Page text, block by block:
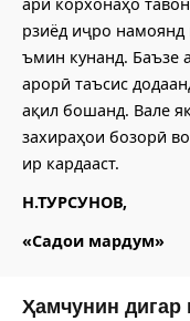
рзиёд иҷро намоянд
ъмин кунанд. Баъзе
арорӣ таъсис
ақил бошанд. Вале
захираҳои бозорӣ
ир кардааст.
Н.ТУРСУНОВ,
«Садои мардум»
Ҳамчунин дигар